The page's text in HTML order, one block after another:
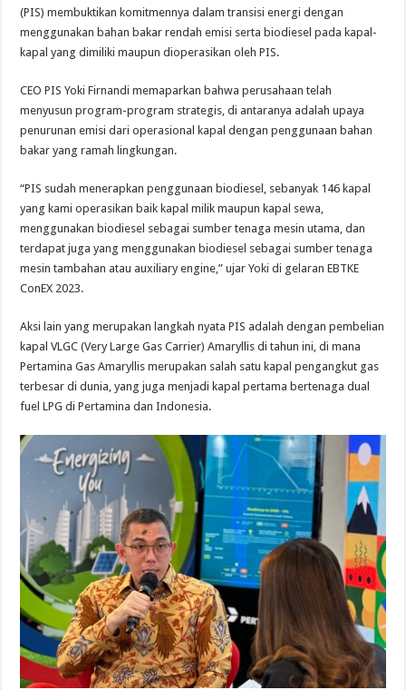
(PIS) membuktikan komitmennya dalam transisi energi dengan
menggunakan bahan bakar rendah emisi serta biodiesel pada kapal-
kapal yang dimiliki maupun dioperasikan oleh PIS.
CEO PIS Yoki Firnandi memaparkan bahwa perusahaan telah
menyusun program-program strategis, di antaranya adalah upaya
penurunan emisi dari operasional kapal dengan penggunaan bahan
bakar yang ramah lingkungan.
“PIS sudah menerapkan penggunaan biodiesel, sebanyak 146 kapal
yang kami operasikan baik kapal milik maupun kapal sewa,
menggunakan biodiesel sebagai sumber tenaga mesin utama, dan
terdapat juga yang menggunakan biodiesel sebagai sumber tenaga
mesin tambahan atau auxiliary engine,” ujar Yoki di gelaran EBTKE
ConEX 2023.
Aksi lain yang merupakan langkah nyata PIS adalah dengan pembelian
kapal VLGC (Very Large Gas Carrier) Amaryllis di tahun ini, di mana
Pertamina Gas Amaryllis merupakan salah satu kapal pengangkut gas
terbesar di dunia, yang juga menjadi kapal pertama bertenaga dual
fuel LPG di Pertamina dan Indonesia.